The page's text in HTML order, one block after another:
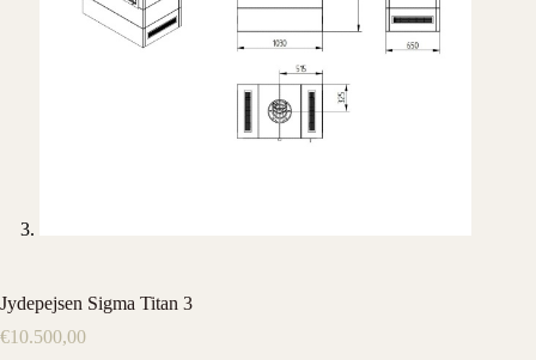
Jydepejsen Sigma Titan 3
€10.500,00